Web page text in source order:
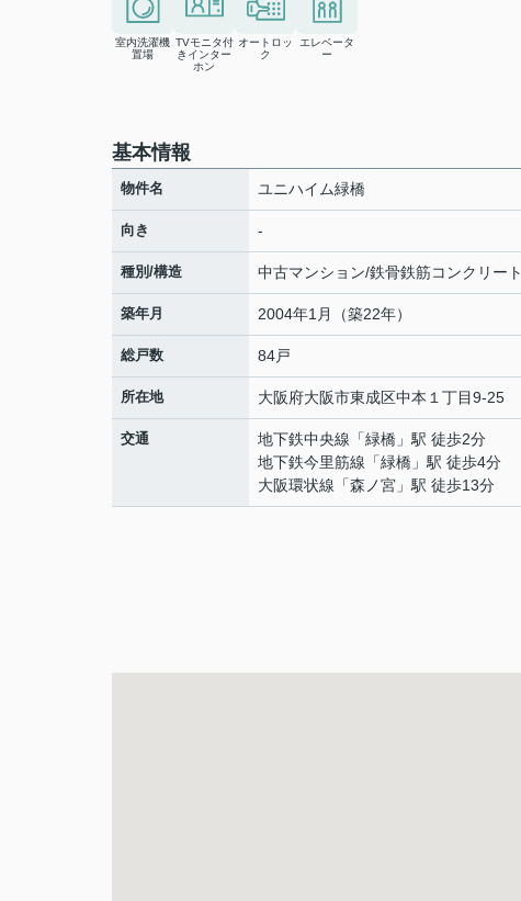
室内洗濯機
置場
TVモニタ付
きインター
ホン
オートロッ
ク
エレベータ
ー
基本情報
物件名 ユニハイム緑橋
向き -
種別/構造 中古マンション/鉄骨鉄筋コンクリート
築年月 2004年1月（築22年）
総戸数 84戸
所在地 大阪府大阪市東成区中本 １丁目9-25
交通 地下鉄中央線 「緑橋 」駅 徒歩2分
地下鉄今里筋線 「緑橋 」駅 徒歩4分
大阪環状線 「森ノ宮 」駅 徒歩13分